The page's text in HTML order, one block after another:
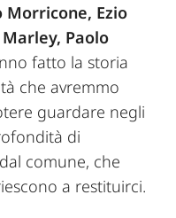
Morricone, Ezio
Paolo
fatto la storia
che avremmo
guardare negli
di
comune, che
a restituirci.